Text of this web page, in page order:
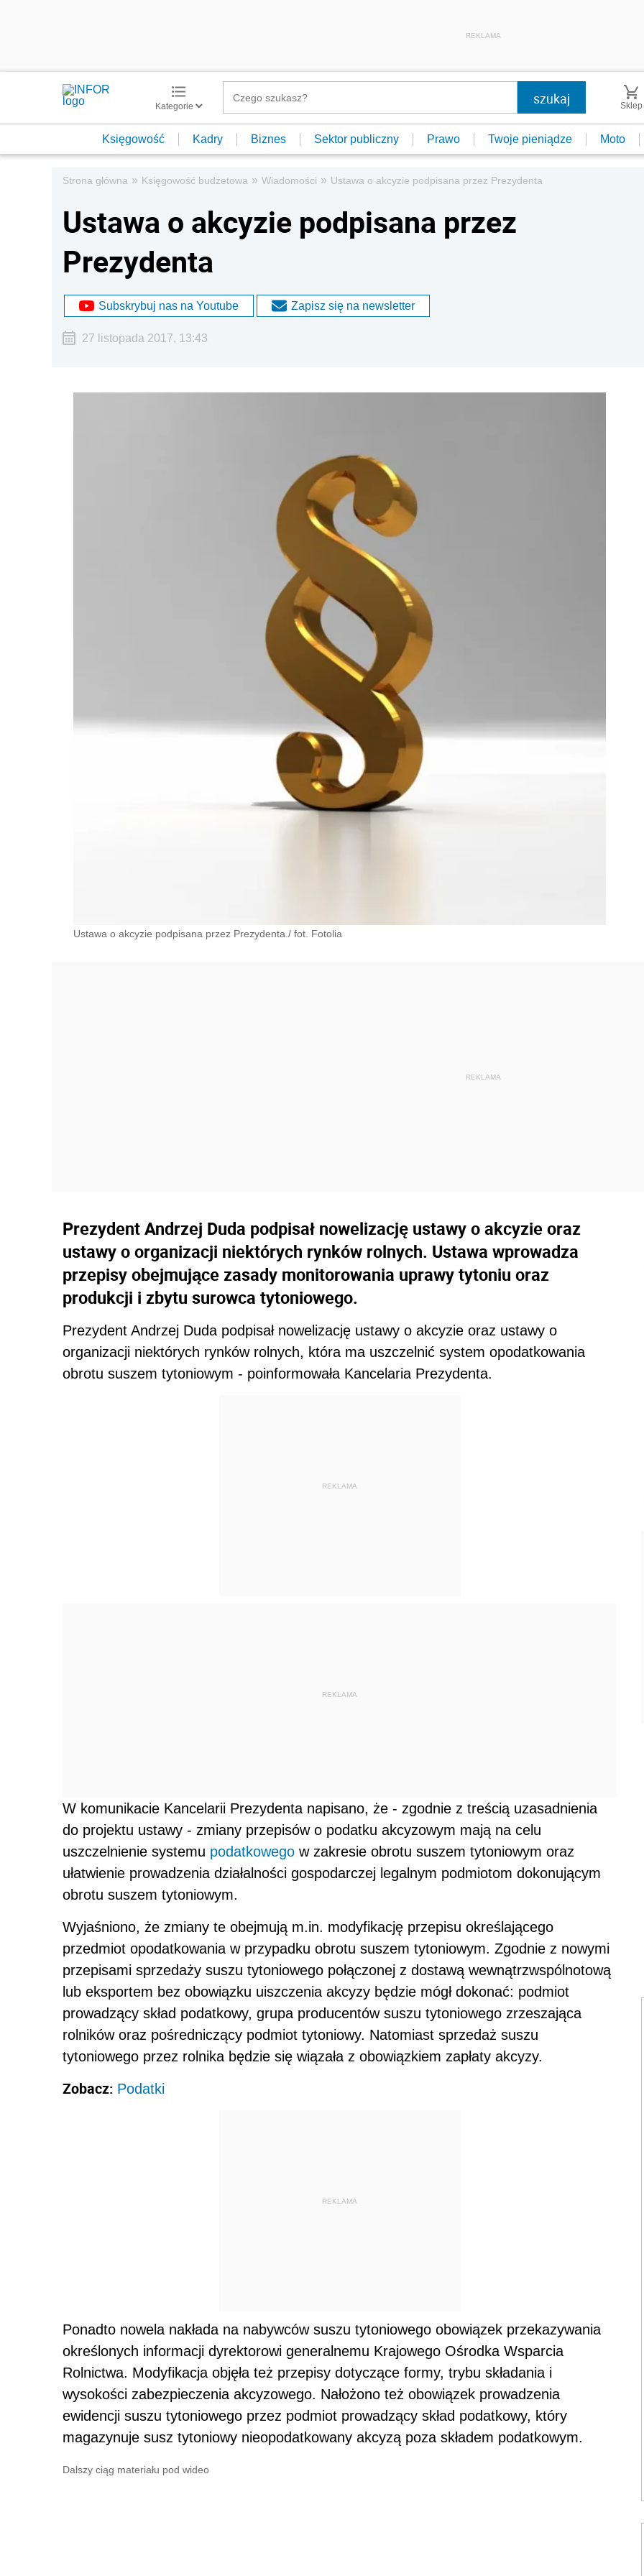
REKLAMA
Kategorie Sklep
Księgowość Kadry Biznes Sektor publiczny Prawo Twoje pieniądze Moto
Strona główna » Księgowość budżetowa » Wiadomości » Ustawa o akcyzie podpisana przez Prezydenta
Ustawa o akcyzie podpisana przez
Prezydenta
Subskrybuj nas na Youtube Zapisz się na newsletter
27 listopada 2017, 13:43
Ustawa o akcyzie podpisana przez Prezydenta./ fot. Fotolia
Prezydent Andrzej Duda podpisał nowelizację ustawy o akcyzie oraz
ustawy o organizacji niektórych rynków rolnych. Ustawa wprowadza
przepisy obejmujące zasady monitorowania uprawy tytoniu oraz
produkcji i zbytu surowca tytoniowego.
Prezydent Andrzej Duda podpisał nowelizację ustawy o akcyzie oraz ustawy o
organizacji niektórych rynków rolnych, która ma uszczelnić system opodatkowania
obrotu suszem tytoniowym - poinformowała Kancelaria Prezydenta.
REKLAMA
REKLAMA
W komunikacie Kancelarii Prezydenta napisano, że - zgodnie z treścią uzasadnienia
do projektu ustawy - zmiany przepisów o podatku akcyzowym mają na celu
uszczelnienie systemu podatkowego w zakresie obrotu suszem tytoniowym oraz
ułatwienie prowadzenia działalności gospodarczej legalnym podmiotom dokonującym
obrotu suszem tytoniowym.
Wyjaśniono, że zmiany te obejmują m.in. modyfikację przepisu określającego
przedmiot opodatkowania w przypadku obrotu suszem tytoniowym. Zgodnie z nowymi
przepisami sprzedaży suszu tytoniowego połączonej z dostawą wewnątrzwspólnotową
lub eksportem bez obowiązku uiszczenia akcyzy będzie mógł dokonać: podmiot
prowadzący skład podatkowy, grupa producentów suszu tytoniowego zrzeszająca
rolników oraz pośredniczący podmiot tytoniowy. Natomiast sprzedaż suszu
tytoniowego przez rolnika będzie się wiązała z obowiązkiem zapłaty akcyzy.
Zobacz: Podatki
REKLAMA
Ponadto nowela nakłada na nabywców suszu tytoniowego obowiązek przekazywania
określonych informacji dyrektorowi generalnemu Krajowego Ośrodka Wsparcia
Rolnictwa. Modyfikacja objęła też przepisy dotyczące formy, trybu składania i
wysokości zabezpieczenia akcyzowego. Nałożono też obowiązek prowadzenia
ewidencji suszu tytoniowego przez podmiot prowadzący skład podatkowy, który
magazynuje susz tytoniowy nieopodatkowany akcyzą poza składem podatkowym.
Dalszy ciąg materiału pod wideo